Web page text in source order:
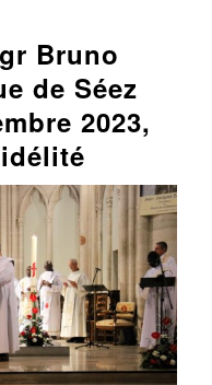
Bruno
de Séez
2023,